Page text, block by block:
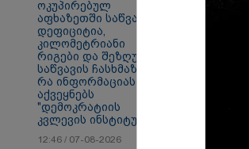
ოკუპირებულ
აფხაზეთში საწვავის
დეფიციტია,
კილომეტრიანი
რიგები და შეზღუდვა
საწვავის ჩასხმაზე -
რა ინფორმაციას
აქვეყნებს
"დემოკრატიის
კვლევის ინსტიტუტი“
12:46 / 07-08-2026